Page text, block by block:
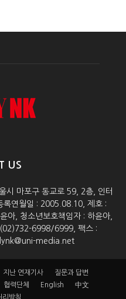
US
시 마포구 동교로 59, 2층, 인터
록연월일 : 2005.08.10, 제호 :
아, 청소년보호책임자 : 하윤아,
6998/6999, 팩스 :
media.net
지난 연재기사
질문과 답변
협력단체 English
中文
리방침